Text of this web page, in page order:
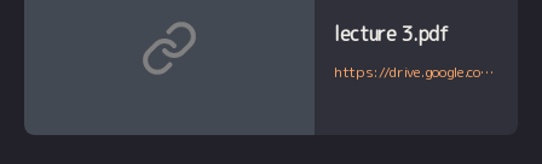
lecture 3.pdf
https://drive.google.com/file/d/1boFooygPrxMX-AxzogFYIZ-8QsZiDz96/view